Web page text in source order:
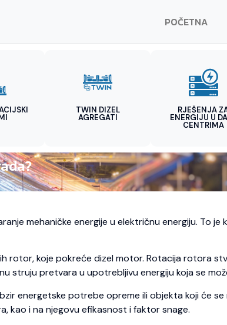
POČETNA
TWIN DIZEL
AGREGATI
RJEŠENJA
ENERGIJU U
CENTRIMA
mehaničke energije u električnu energiju. To
rotor, koje pokreće dizel motor. Rotacija rotora
struju pretvara u upotrebljivu energiju koja se
energetske potrebe opreme ili objekta koji će
kao i na njegovu efikasnost i faktor snage.